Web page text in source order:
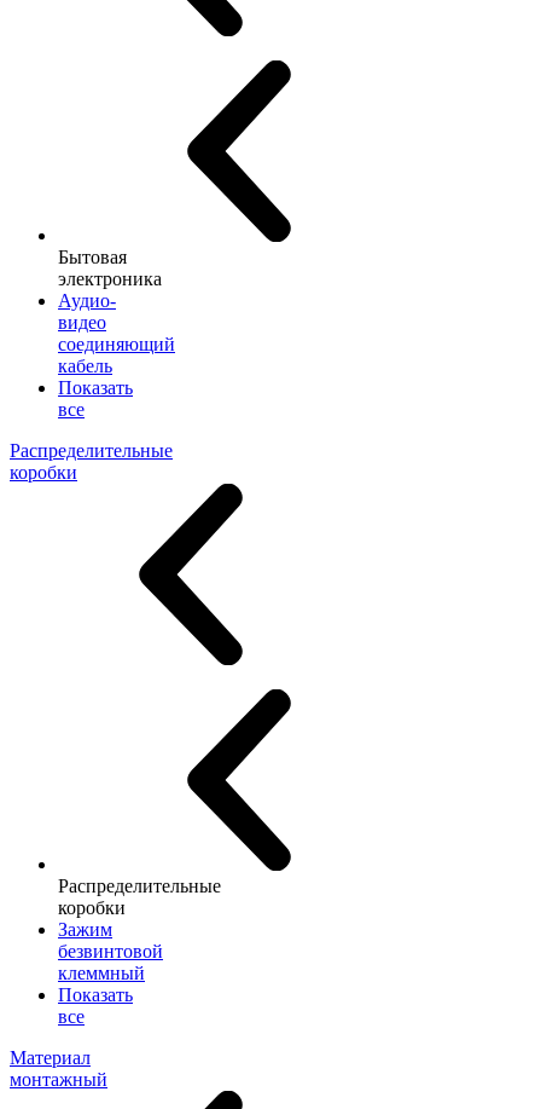
Бытовая
электроника
Аудио-
видео
соединяющий
кабель
Показать
все
Распределительные
коробки
Распределительные
коробки
Зажим
безвинтовой
клеммный
Показать
все
Материал
монтажный